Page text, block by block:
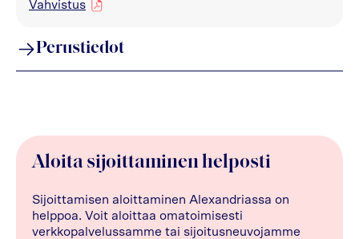
Vahvistus
pdf
Perustiedot
Aloita sijoittaminen helposti
Sijoittamisen aloittaminen Alexandriassa on
helppoa. Voit aloittaa omatoimisesti
verkkopalvelussamme tai sijoitusneuvojamme